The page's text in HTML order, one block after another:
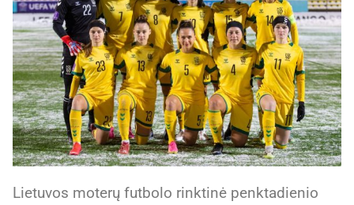
Lietuvos moterų futbolo rinktinė penktadienio